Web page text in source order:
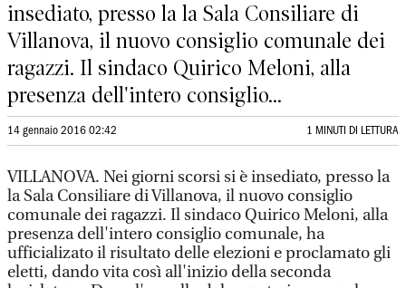
insediato, presso la la Sala Consiliare di
Villanova, il nuovo consiglio comunale dei
ragazzi. Il sindaco Quirico Meloni, alla
presenza dell'intero consiglio...
14 gennaio 2016 02:42 1 MINUTI DI LETTURA
VILLANOVA. Nei giorni scorsi si è insediato, presso la
la Sala Consiliare di Villanova, il nuovo consiglio
comunale dei ragazzi. Il sindaco Quirico Meloni, alla
presenza dell'intero consiglio comunale, ha
ufficializato il risultato delle elezioni e proclamato gli
eletti, dando vita così all'inizio della seconda